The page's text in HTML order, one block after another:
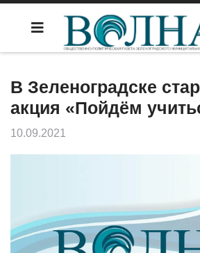
В Зеленоградске
акция «Пойдём
10.09.2021